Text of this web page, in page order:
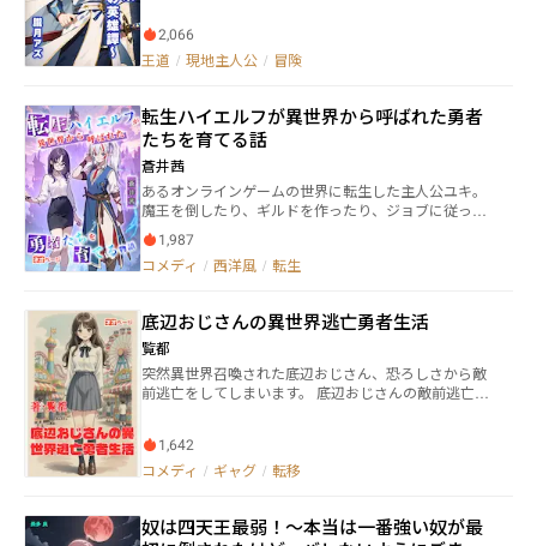
に平穏が訪れた。 そして５００年の時が流れ、魔王
の封印は徐々に弱まりついに封印が破られる。 魔王
に追い込み封印した、解放の神剣を探すよう配下に命
じるのだった。 クサビ・ヒモロギは魔族との戦争と
は無縁の田舎の村に住む少年。実は彼の家には、遥か
昔から代々受け継がれて来た家宝があった。それこそ
が魔王が狙う解放の神剣である。 ある日、不運にも
魔族によって解放の神剣の存在に気づかれてしまう。
平穏に暮らすクサビの住む村に、かつてない危機が
迫ろうとしていた。 ──これは、旅路の果てに少年
は青年となり、やがて人々から『精霊剣士』と称され
2,066
王道 / 現地主人公 / 冒険
転生ハイエルフが異世界から呼ばれた勇者
たちを育てる話
蒼井茜
あるオンラインゲームの世界に転生した主人公ユキ。
魔王を倒したり、ギルドを作ったり、ジョブに従って
色々研究したりしていたら500年が経っていた。 ある
日養子に迎えた子供と弟子の子孫から連絡が来たこと
で研究生活は終わりを迎え、勇者と共に召喚された異
実は原黒な男に百合気質な女の子。 学校のクラスひと
つ丸ごと転移してきた彼等と共に魔王を倒し、元の世
界に帰すと約束した結果波乱万丈な冒険に出なければ
いけなくなってしまった。 ユキはゲーム内知識や500
年の歴史を見てきた存在として、そして人脈を駆使し
集団の手綱を操れるのか……ハイエルフの苦悩譚がこ
こに始まる。 ……多分一番苦労しているのは合法ロリ
の聖女先生である。
1,987
コメディ / 西洋風 / 転生
底辺おじさんの異世界逃亡勇者生活
覧都
突然異世界召喚された底辺おじさん、恐ろしさから敵
前逃亡をしてしまいます。 底辺おじさんの敵前逃亡か
1,642
コメディ / ギャグ / 転移
奴は四天王最弱！～本当は一番強い奴が最